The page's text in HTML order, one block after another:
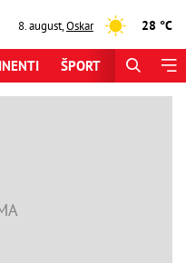
8. august,Oskar 28 °C
ŠPORT